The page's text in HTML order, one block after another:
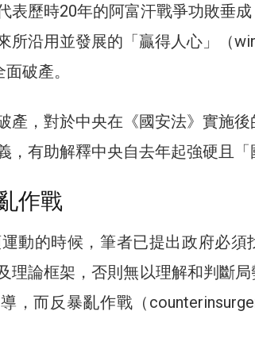
表歷時20年的阿富汗戰爭功敗垂
所沿用並發展的「贏得人心」（
破產。
產，對於中央在《國安法》實施後
，有助解釋中央自去年起強硬且「
作戰
動的時候，筆者已提出政府必須
理論框架，否則無以理解和判斷
，而反暴亂作戰（